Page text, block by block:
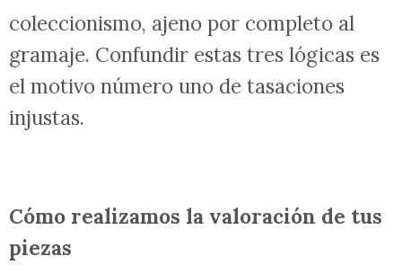
coleccionismo, ajeno por completo al
gramaje. Confundir estas tres lógicas es
el motivo número uno de tasaciones
injustas.
Cómo realizamos la valoración de tus
piezas